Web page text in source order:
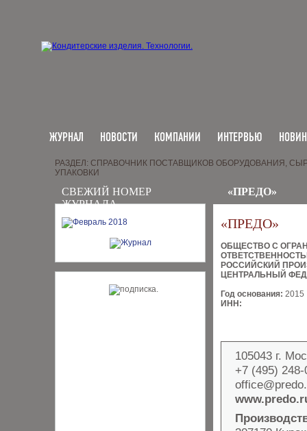
ЖУРНАЛ НОВОСТИ КОМПАНИИ ИНТЕРВЬЮ
СВЕЖИЙ НОМЕР
ЖУРНАЛА
РАЗДЕЛ: СПРАВОЧНИК ПОСТАВЩИКОВ ОБОРУДОВАНИЯ,
УПАКОВКИ
«ПРЕДО»
«ПРЕДО»
ОБЩЕСТВО С
РОССИЙСКИЙ
ЦЕНТРАЛЬНЫЙ
Год основания: 2015
ИНН:
105043 г.
+7 (495) 248-